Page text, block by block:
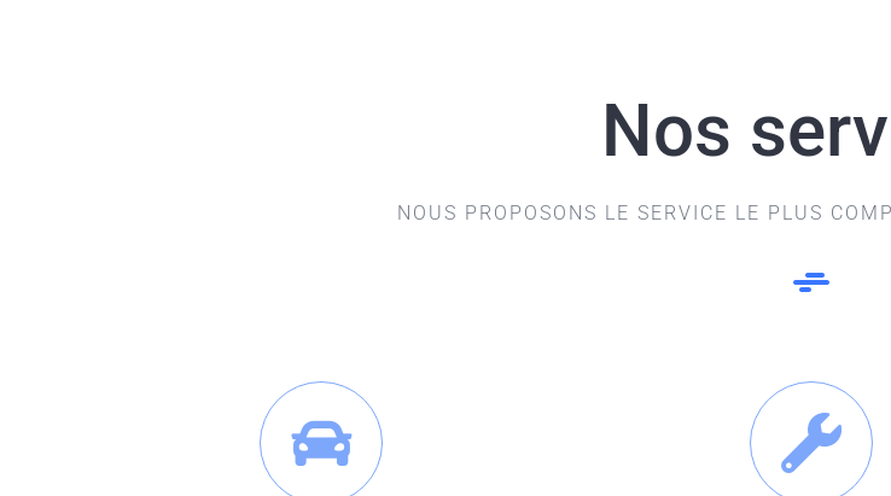
Nos
NOUS PROPOSONS LE SERVICE LE PLUS